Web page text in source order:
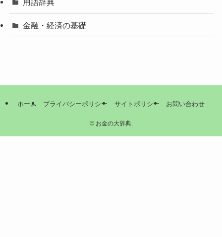
用語辞典
金融・経済の基礎
ホーム プライバシーポリシー サイトポリシー お問い合わせ
©お金の大辞典.